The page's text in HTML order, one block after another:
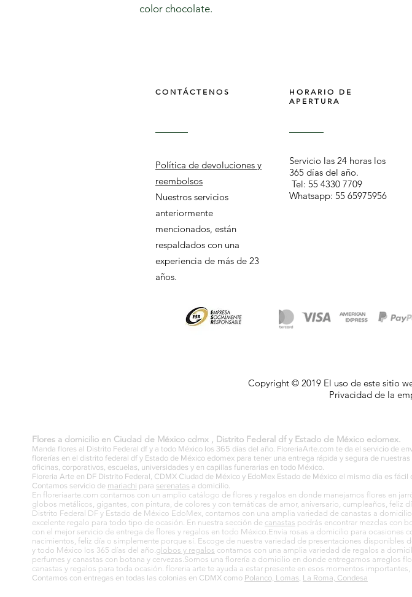
color chocolate.
CONTÁCTENOS
Política de devoluciones y
reembolsos
Nuestros servicios
anteriormente
mencionados, están
respaldados con una
experiencia de más de 23
años.
HORARIO DE
APERTURA
Servicio las 24 horas los
365 días del año.
Tel: 55 4330 7709
Whatsapp: 55 65975956
Copyright © 2019 El uso de este sitio
Privacidad de la
Flores a domicilio en Ciudad de México cdmx , Distrito Federal df y Estado de México edomex.
Manda flores al Distrito Federal df y a todo México los 365 días del año. FloreriaArte.com te da el servicio de
florerías en el distrito federal df y Estado de México edomex para tener una entrega rápida y segura de
oficinas, corporativos, escuelas, universidades y en capillas funerarias en todo México.
Floreria Arte en DF Distrito Federal, CDMX Ciudad de México y EdoMex Estado de México el mismo día es fácil
Contamos servicio de mariachi para serenatas a domicilio.
En floreriaarte.com contamos con un amplio catálogo de flores y regalos en donde manejamos flores en
globos metálicos, gigantes, con pintura, de colores y con temáticas de amor, aniversario, cumpleaños, feliz
Distrito Federal DF y Estado de México EdoMex, contamos con una amplia variedad de canastas a
excelente regalo para todo tipo de ocasión. En nuestra sección de canastas podrás encontrar mezclas con
con el mejor servicio de entrega de flores y regalos en todo México.Envía rosas a domicilio para ocasiones
nacimientos, feliz día o simplemente porque sí. Escoge de nuestra variedad de presentaciones disponibles
y todo México los 365 días del año.globos y regalos contamos con una amplia variedad de regalos a
perfumes y canastas con botana y cervezas.Somos una florería a domicilio en donde entregamos arreglos
canastas y regalos para toda ocasión. floreria arte te ayuda a estar presente en esos momentos
Contamos con entregas en todas las colonias en CDMX como Polanco, Lomas, La Roma, Condesa